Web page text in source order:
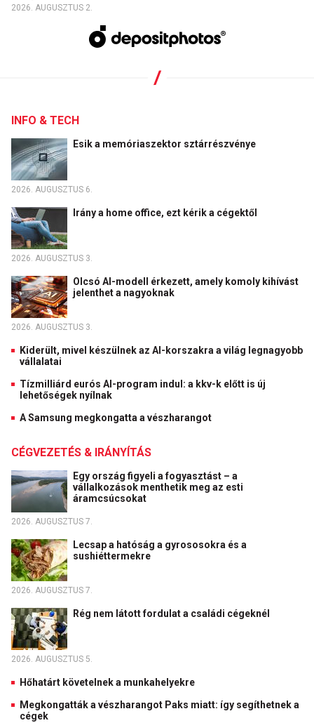
2026. AUGUSZTUS 2.
INFO & TECH
Esik a memóriaszektor sztárrészvénye
2026. AUGUSZTUS 6.
Irány a home office, ezt kérik a cégektől
2026. AUGUSZTUS 3.
Olcsó AI-modell érkezett, amely komoly kihívást
jelenthet a nagyoknak
2026. AUGUSZTUS 3.
Kiderült, mivel készülnek az AI-korszakra a világ legnagyobb
vállalatai
Tízmilliárd eurós AI-program indul: a kkv-k előtt is új
lehetőségek nyílnak
A Samsung megkongatta a vészharangot
CÉGVEZETÉS & IRÁNYÍTÁS
Egy ország figyeli a fogyasztást – a
vállalkozások menthetik meg az esti
áramcsúcsokat
2026. AUGUSZTUS 7.
Lecsap a hatóság a gyrososokra és a
sushiéttermekre
2026. AUGUSZTUS 7.
Rég nem látott fordulat a családi cégeknél
2026. AUGUSZTUS 5.
Hőhatárt követelnek a munkahelyekre
Megkongatták a vészharangot Paks miatt: így segíthetnek a
cégek